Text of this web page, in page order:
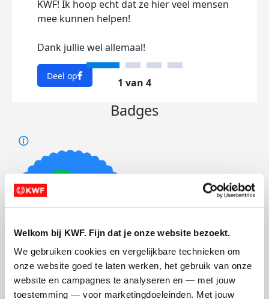
Welkom bij KWF. Fijn dat je onze website bezoekt.
We gebruiken cookies en vergelijkbare technieken om
onze website goed te laten werken, het gebruik van onze
website en campagnes te analyseren en — met jouw
toestemming — voor marketingdoeleinden. Met jouw
KWF! Ik hoop echt dat ze hier veel mensen
mee kunnen helpen!
Dank jullie wel allemaal!
Deel op
1 van 4
Badges
Foto’s toegevoegd